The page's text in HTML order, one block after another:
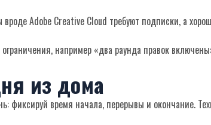
Adobe Creative Cloud требуют подписки, а
например «два раунда правок
из дома
фиксируй время начала, перерывы и окончание.